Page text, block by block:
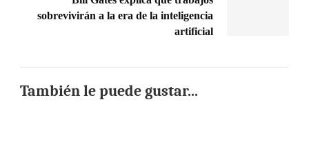
sobrevivirán a la era de la inteligencia
artificial
También le puede gustar...